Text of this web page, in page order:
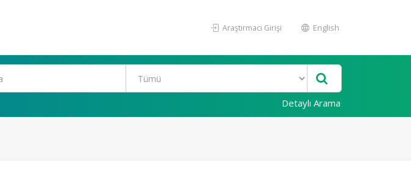
Araştırmacı Girişi English
Detaylı Arama